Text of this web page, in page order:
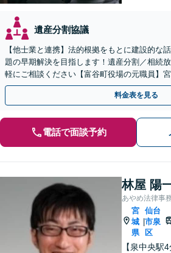
遺産分割協議
【他士業と連携】法的根拠をもとに建設的な
題の早期解決を目指します！遺産分割／相続
軽にご相談ください【富谷町役場の元職員】
添う、敷居の低い事務所です【無料駐車場あ
料金表を見る
電話で面談予約
林屋 陽
あやめ法律事
宮
城
県
仙台
市泉
区
【泉中央駅